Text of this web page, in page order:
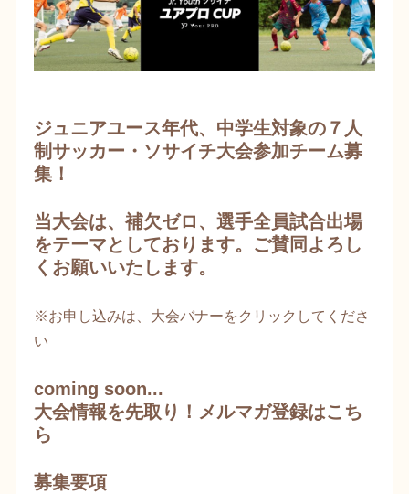
ジュニアユース年代、中学生対象の７人
制サッカー・ソサイチ大会参加チーム募
集！
当大会は、補欠ゼロ、選手全員試合出場
をテーマとしております。ご賛同よろし
くお願いいたします。
※お申し込みは、大会バナーをクリックしてくださ
い
coming soon...
大会情報を先取り！ メルマガ登録はこち
ら​
募集要項